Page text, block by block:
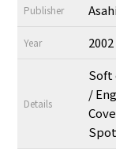
Publisher
Year 2002
Details
Soft
/